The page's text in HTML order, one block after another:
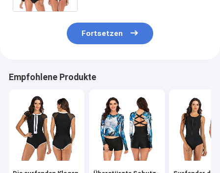
Fortsetzen
Empfohlene Produkte